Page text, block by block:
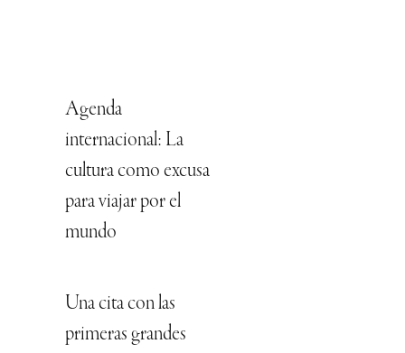
Agenda
internacional: La
cultura como excusa
para viajar por el
mundo
Una cita con las
primeras grandes